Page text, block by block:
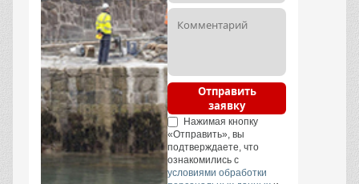
Отправить
заявку
Нажимая кнопку
«Отправить», вы
подтверждаете, что
ознакомились с
условиями обработки